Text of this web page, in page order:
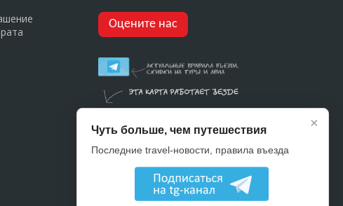
Оцените нас
×
Чуть больше, чем путешествия
Последние travel-новости, правила въезда